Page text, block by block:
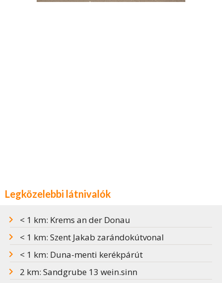
Legközelebbi látnivalók
< 1 km: Krems an der Donau
< 1 km: Szent Jakab zarándokútvonal
< 1 km: Duna-menti kerékpárút
2 km: Sandgrube 13 wein.sinn